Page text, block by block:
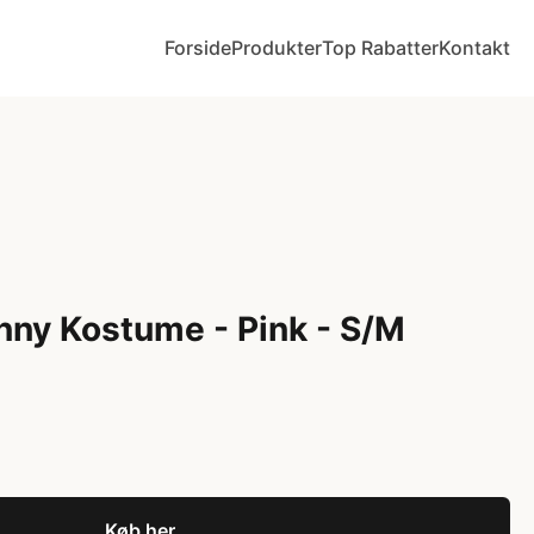
ForsideProdukterTop RabatterKontakt
Kostume - Pink - S/M